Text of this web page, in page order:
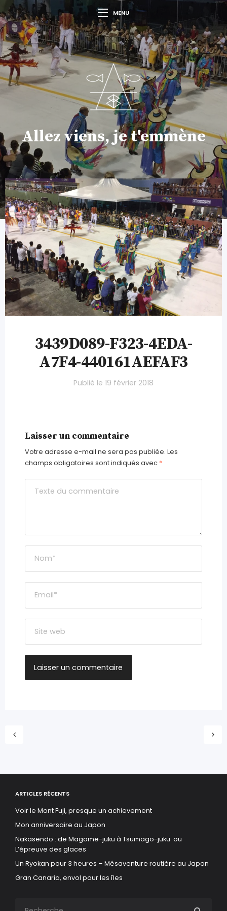
MENU
Allez viens, je t'emmène
3439D089-F323-4EDA-
A7F4-440161AEFAF3
Publié le 19 février 2018
Laisser un commentaire
Votre adresse e-mail ne sera pas publiée. Les
champs obligatoires sont indiqués avec *
ARTICLES RÉCENTS
Voir le Mont Fuji, presque un achievement
Mon anniversaire au Japon
Nakasendo : de Magome-juku à Tsumago-juku ou
L’épreuve des glaces
Un Ryokan pour 3 heures – Mésaventure routière au Japon
Gran Canaria, envol pour les îles